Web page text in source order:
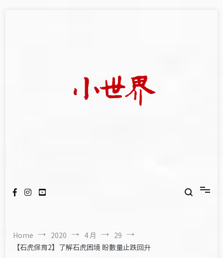
Home 2020 4 月
29
【石虎保育2】了解石虎困境 盼數量止跌回升